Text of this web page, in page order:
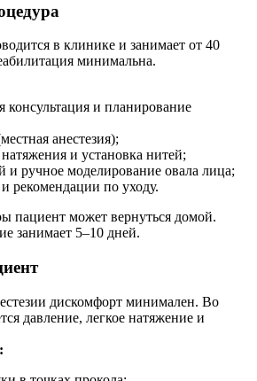
в клинике и занимает от 40
минимальна.
консультация и планирование
анестезия);
и установка нитей;
и ручное моделирование овала лица;
рекомендации по уходу.
пациент может вернуться домой.
занимает 5–10 дней.
дискомфорт минимален. Во
давление, легкое натяжение и